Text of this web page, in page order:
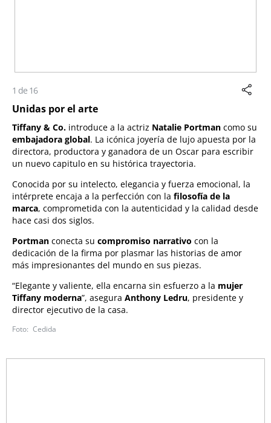
1 de 16
Unidas por el arte
Tiffany & Co. introduce a la actriz Natalie Portman como su
embajadora global. La icónica joyería de lujo apuesta por la
directora, productora y ganadora de un Oscar para escribir
un nuevo capitulo en su histórica trayectoria.
Conocida por su intelecto, elegancia y fuerza emocional, la
intérprete encaja a la perfección con la filosofía de la
marca, comprometida con la autenticidad y la calidad desde
hace casi dos siglos.
Portman conecta su compromiso narrativo con la
dedicación de la firma por plasmar las historias de amor
más impresionantes del mundo en sus piezas.
“Elegante y valiente, ella encarna sin esfuerzo a la mujer
Tiffany moderna”, asegura Anthony Ledru, presidente y
director ejecutivo de la casa.
Cedida